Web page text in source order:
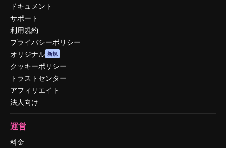
ドキュメント
サポート
利用規約
プライバシーポリシー
オリジナル 新規
クッキーポリシー
トラストセンター
アフィリエイト
法人向け
運営
料金